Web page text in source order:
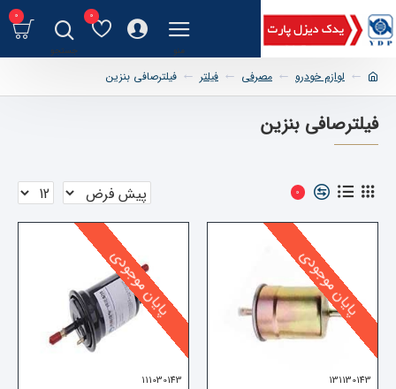
0
0
لوازم خودرو مصرفی فیلتر فیلترصافی بنزین
فیلترصافی بنزین
0
پایان موجودی
131130143
پایان موجودی
111030143